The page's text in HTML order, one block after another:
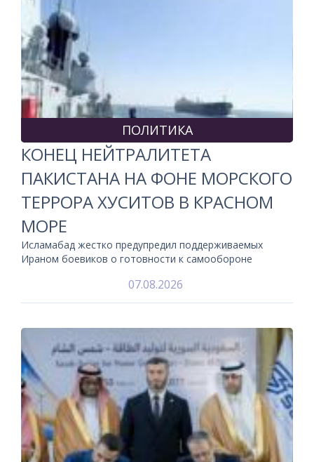
ПОЛИТИКА
КОНЕЦ НЕЙТРАЛИТЕТА
ПАКИСТАНА НА ФОНЕ МОРСКОГО
ТЕРРОРА ХУСИТОВ В КРАСНОМ
МОРЕ
Исламабад жестко предупредил поддерживаемых
Ираном боевиков о готовности к самообороне
07.08.2026